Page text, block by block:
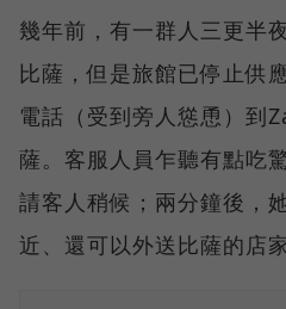
幾年前，有一群人三更半
比薩，但是旅館已停止供
電話（受到旁人慫恿）到
薩。客服人員乍聽有點吃
請客人稍候；兩分鐘後，
近、還可以外送比薩的店家